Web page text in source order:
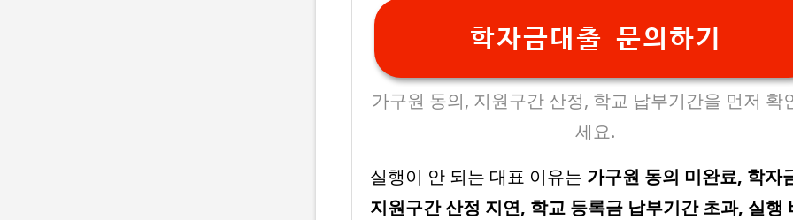
학자금대출 문의하기
가구원 동의, 지원구간 산정, 학교 납부기간을 먼저 확
세요.
실행이 안 되는 대표 이유는 가구원 동의 미완료, 학자
지원구간 산정 지연, 학교 등록금 납부기간 초과, 실행